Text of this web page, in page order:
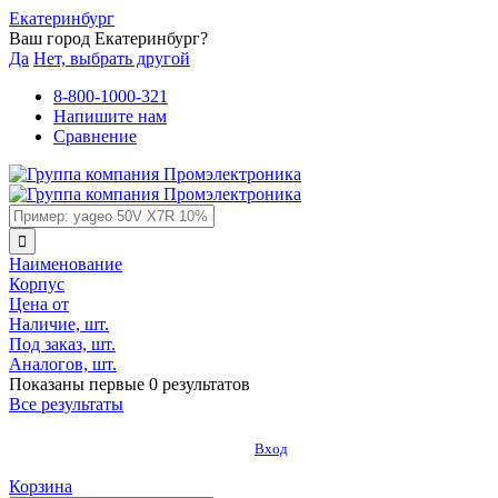
Екатеринбург
Ваш город Екатеринбург?
Да Нет, выбрать другой
8-800-1000-321
Напишите нам
Сравнение
Наименование
Корпус
Цена от
Наличие, шт.
Под заказ, шт.
Аналогов, шт.
Показаны первые 0 результатов
Все результаты
Вход
Корзина